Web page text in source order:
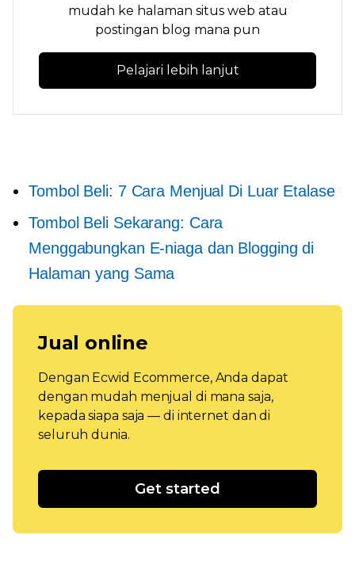
mudah ke halaman situs web atau
postingan blog mana pun
Pelajari lebih lanjut
Tombol Beli: 7 Cara Menjual Di Luar Etalase
Tombol Beli Sekarang: Cara
Menggabungkan E-niaga dan Blogging di
Halaman yang Sama
Jual online
Dengan Ecwid Ecommerce, Anda dapat
dengan mudah menjual di mana saja,
kepada siapa saja — di internet dan di
seluruh dunia.
Get started